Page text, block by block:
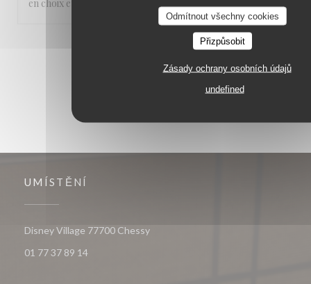
Odmítnout všechny cookies
Přizpůsobit
Zásady ochrany osobních údajů
undefined
en choix et les serveurs très parisiens.
UMÍSTĚNÍ
Disney Village 77700 Chessy((otevře se v novém okně))
01 77 37 89 14